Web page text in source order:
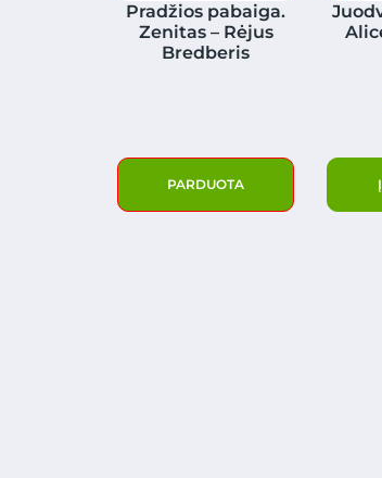
Pradžios pabaiga.
Zenitas – Rėjus
Bredberis
PARDUOTA